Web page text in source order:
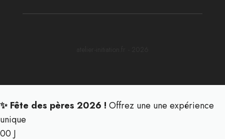
✨ Fête des pères 2026 ! Offrez une une expérience
unique
00 J